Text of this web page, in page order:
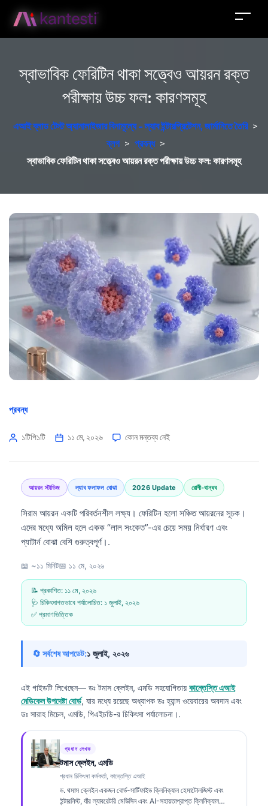
স্বাভাবিক ফেরিটিন থাকা সত্ত্বেও আয়রন রক্ত
পরীক্ষায় উচ্চ ফল: কারণসমূহ
এআই ব্লাড টেস্ট অ্যানালাইজার বিনামূল্যে - ল্যাব ইন্টারপ্রিটেশন, জার্মানিতে তৈরি >
ব্লগ > প্রবন্ধ >
স্বাভাবিক ফেরিটিন থাকা সত্ত্বেও আয়রন রক্ত পরীক্ষায় উচ্চ ফল: কারণসমূহ
প্রবন্ধ
১টিপি১টি ১১ মে, ২০২৬ কোন মন্তব্য নেই
আয়রন স্টাডিজ ল্যাব ফলাফল বোঝা 2026 Update রোগী-বান্ধব
সিরাম আয়রন একটি পরিবর্তনশীল লক্ষ্য। ফেরিটিন হলো সঞ্চিত আয়রনের সূচক।
এদের মধ্যে অমিল হলে একক “লাল সংকেত”-এর চেয়ে সময় নির্ধারণ এবং
প্যাটার্ন বোঝা বেশি গুরুত্বপূর্ণ।.
📖 ~১১ মিনিট📅 ১১ মে, ২০২৬
📝 প্রকাশিত: ১১ মে, ২০২৬
🩺 চিকিৎসাগতভাবে পর্যালোচিত: ১ জুলাই, ২০২৬
✅ প্রমাণভিত্তিক
🔄 সর্বশেষ আপডেট:১ জুলাই, ২০২৬
এই গাইডটি লিখেছেন— ডঃ টমাস ক্লেইন, এমডি সহযোগিতায় কান্তেস্তি এআই
মেডিকেল উপদেষ্টা বোর্ড, যার মধ্যে রয়েছে অধ্যাপক ডঃ হ্যান্স ওয়েবারের অবদান এবং
ডঃ সারাহ মিচেল, এমডি, পিএইচডি-র চিকিৎসা পর্যালোচনা।.
প্রধান লেখক
টমাস ক্লেইন, এমডি
প্রধান চিকিৎসা কর্মকর্তা, কান্তেস্তি এআই
ড. থমাস ক্লেইন একজন বোর্ড-সার্টিফাইড ক্লিনিক্যাল হেমাটোলজিস্ট এবং
ইন্টারনিস্ট, যাঁর ল্যাবরেটরি মেডিসিন এবং AI-সহায়তাপ্রাপ্ত ক্লিনিক্যাল